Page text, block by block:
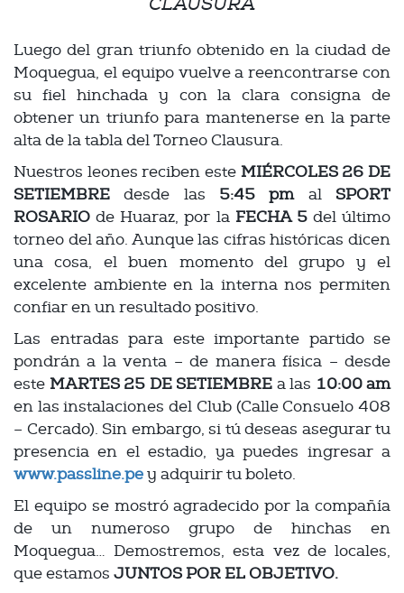
Luego del gran triunfo obtenido en la ciudad de
Moquegua, el equipo vuelve a reencontrarse con
su fiel hinchada y con la clara consigna de
obtener un triunfo para mantenerse en la parte
alta de la tabla del Torneo Clausura.
Nuestros leones reciben este MIÉRCOLES 26 DE
SETIEMBRE desde las 5:45 pmal SPORT
ROSARIOde Huaraz, por la FECHA 5 del último
torneo del año. Aunque las cifras históricas dicen
una cosa, el buen momento del grupo y el
excelente ambiente en la interna nos permiten
confiar en un resultado positivo.
Las entradas para este importante partido se
pondrán a la venta – de manera física – desde
este MARTES 25 DE SETIEMBRE a las 10:00 am
en las instalaciones del Club (Calle Consuelo 408
– Cercado). Sin embargo, si tú deseas asegurar tu
presencia en el estadio, ya puedes ingresar a
www.passline.pey adquirir tu boleto.
El equipo se mostró agradecido por la compañía
de un numeroso grupo de hinchas en
Moquegua… Demostremos, esta vez de locales,
que estamos JUNTOS POR EL OBJETIVO.